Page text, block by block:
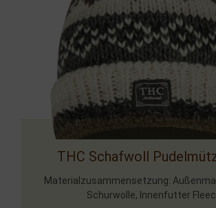
THC Schafwoll
Materialzusammensetzung:
Schurwolle, Innenfutter